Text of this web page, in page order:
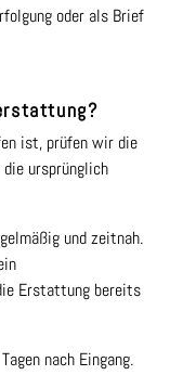
oder als Brief
ist, prüfen wir die
ursprünglich
und zeitnah.
Erstattung bereits
nach Eingang.